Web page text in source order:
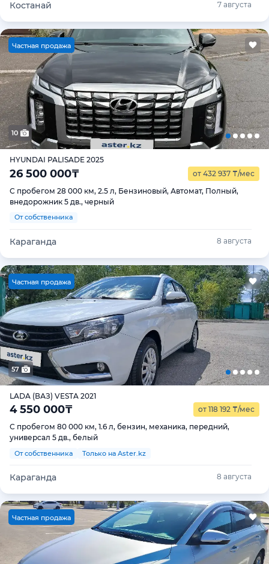
Костанай 7 августа
Частная продажа
10
HYUNDAI PALISADE 2025
26 500 000₸ от 432 937 ₸/мес
С пробегом 28 000 км, 2.5 л, Бензиновый, Автомат, Полный,
внедорожник 5 дв., черный
От собственника
Караганда 8 августа
Частная продажа
57
LADA (ВАЗ) VESTA 2021
4 550 000₸ от 118 192 ₸/мес
С пробегом 80 000 км, 1.6 л, бензин, механика, передний,
универсал 5 дв., белый
От собственника Только на Aster.kz
Караганда 8 августа
Частная продажа